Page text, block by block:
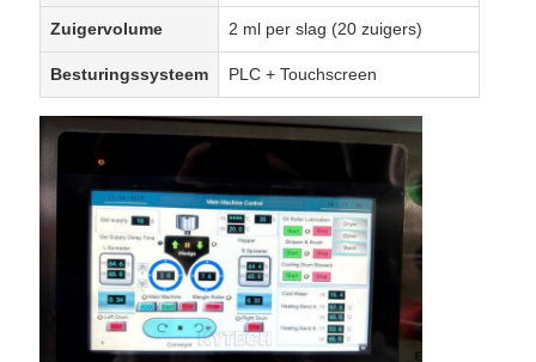
Zuigervolume 2 ml per slag (20 zuigers)
Besturingssysteem PLC + Touchscreen